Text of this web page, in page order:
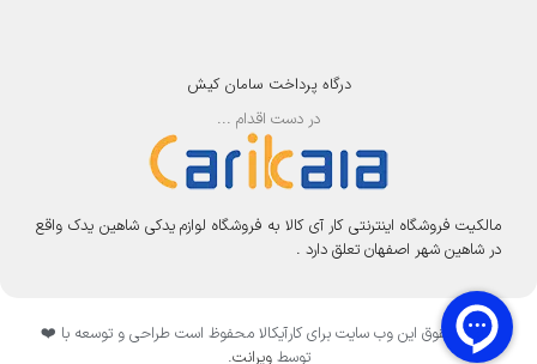
درگاه پرداخت سامان کیش
در دست اقدام ...
مالکیت فروشگاه اینترنتی کار آی کالا به فروشگاه لوازم یدکی شاهین یدک واقع
در شاهین شهر اصفهان تعلق دارد .
تمامی حقوق این وب سایت برای کارآیکالا محفوظ است طراحی و توسعه با ❤️
توسطویرانت.